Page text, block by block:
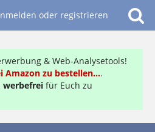
oder registrieren
& Web-Analysetools!
Amazon zu bestellen....
werbefrei für Euch zu